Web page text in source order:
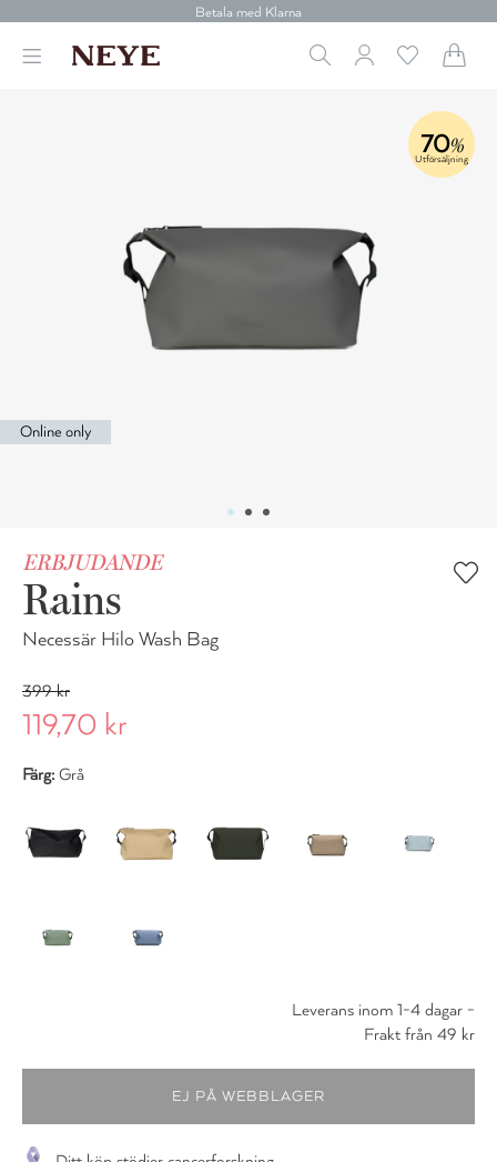
30 dagars retur
Betala med Klarna
Leverans 1-4 arbetsdagar
70%
Utförsäljning
Online only
ERBJUDANDE
Rains
Necessär Hilo Wash Bag
399 kr
119,70 kr
Färg: Grå
Leverans inom 1-4 dagar -
Frakt från 49 kr